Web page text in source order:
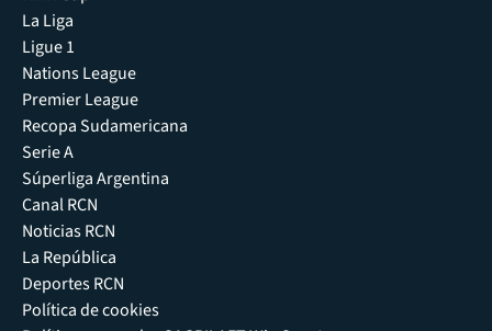
La Liga
Ligue 1
Nations League
Premier League
Recopa Sudamericana
Serie A
Súperliga Argentina
Canal RCN
Noticias RCN
La República
Deportes RCN
Política de cookies